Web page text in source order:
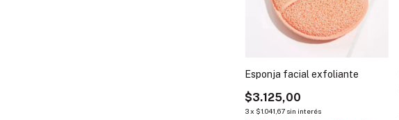
Esponja facial exfoliante
$3.125,00
3x $1.041,67 sin interés